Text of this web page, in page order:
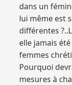
dans un
lui même est
différentes
elle jamais
femmes
Pourquoi
mesures à